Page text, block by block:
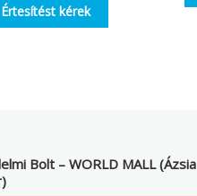
Értesítést kérek
Bolt – WORLD MALL (Ázsia